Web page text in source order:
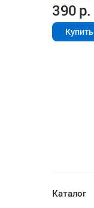
390р.
Купить
Каталог